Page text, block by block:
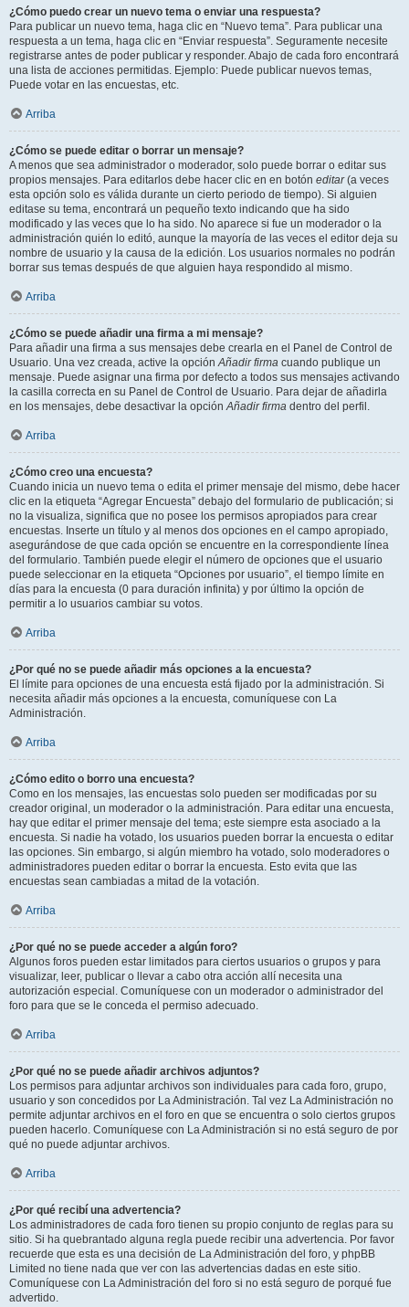
¿Cómo puedo crear un nuevo tema o enviar una respuesta?
Para publicar un nuevo tema, haga clic en “Nuevo tema”. Para publicar una
respuesta a un tema, haga clic en “Enviar respuesta”. Seguramente necesite
registrarse antes de poder publicar y responder. Abajo de cada foro encontrará
una lista de acciones permitidas. Ejemplo: Puede publicar nuevos temas,
Puede votar en las encuestas, etc.
Arriba
¿Cómo se puede editar o borrar un mensaje?
A menos que sea administrador o moderador, solo puede borrar o editar sus
propios mensajes. Para editarlos debe hacer clic en en botón editar(a veces
esta opción solo es válida durante un cierto periodo de tiempo). Si alguien
editase su tema, encontrará un pequeño texto indicando que ha sido
modificado y las veces que lo ha sido. No aparece si fue un moderador o la
administración quién lo editó, aunque la mayoría de las veces el editor deja su
nombre de usuario y la causa de la edición. Los usuarios normales no podrán
borrar sus temas después de que alguien haya respondido al mismo.
Arriba
¿Cómo se puede añadir una firma a mi mensaje?
Para añadir una firma a sus mensajes debe crearla en el Panel de Control de
Usuario. Una vez creada, active la opciónAñadir firma cuando publique un
mensaje. Puede asignar una firma por defecto a todos sus mensajes activando
la casilla correcta en su Panel de Control de Usuario. Para dejar de añadirla
en los mensajes, debe desactivar la opciónAñadir firma dentro del perfil.
Arriba
¿Cómo creo una encuesta?
Cuando inicia un nuevo tema o edita el primer mensaje del mismo, debe hacer
clic en la etiqueta “Agregar Encuesta” debajo del formulario de publicación; si
no la visualiza, significa que no posee los permisos apropiados para crear
encuestas. Inserte un título y al menos dos opciones en el campo apropiado,
asegurándose de que cada opción se encuentre en la correspondiente línea
del formulario. También puede elegir el número de opciones que el usuario
puede seleccionar en la etiqueta “Opciones por usuario”, el tiempo límite en
días para la encuesta (0 para duración infinita) y por último la opción de
permitir a lo usuarios cambiar su votos.
Arriba
¿Por qué no se puede añadir más opciones a la encuesta?
El límite para opciones de una encuesta está fijado por la administración. Si
necesita añadir más opciones a la encuesta, comuníquese con La
Administración.
Arriba
¿Cómo edito o borro una encuesta?
Como en los mensajes, las encuestas solo pueden ser modificadas por su
creador original, un moderador o la administración. Para editar una encuesta,
hay que editar el primer mensaje del tema; este siempre esta asociado a la
encuesta. Si nadie ha votado, los usuarios pueden borrar la encuesta o editar
las opciones. Sin embargo, si algún miembro ha votado, solo moderadores o
administradores pueden editar o borrar la encuesta. Esto evita que las
encuestas sean cambiadas a mitad de la votación.
Arriba
¿Por qué no se puede acceder a algún foro?
Algunos foros pueden estar limitados para ciertos usuarios o grupos y para
visualizar, leer, publicar o llevar a cabo otra acción allí necesita una
autorización especial. Comuníquese con un moderador o administrador del
foro para que se le conceda el permiso adecuado.
Arriba
¿Por qué no se puede añadir archivos adjuntos?
Los permisos para adjuntar archivos son individuales para cada foro, grupo,
usuario y son concedidos por La Administración. Tal vez La Administración no
permite adjuntar archivos en el foro en que se encuentra o solo ciertos grupos
pueden hacerlo. Comuníquese con La Administración si no está seguro de por
qué no puede adjuntar archivos.
Arriba
¿Por qué recibí una advertencia?
Los administradores de cada foro tienen su propio conjunto de reglas para su
sitio. Si ha quebrantado alguna regla puede recibir una advertencia. Por favor
recuerde que esta es una decisión de La Administración del foro, y phpBB
Limited no tiene nada que ver con las advertencias dadas en este sitio.
Comuníquese con La Administración del foro si no está seguro de porqué fue
advertido.